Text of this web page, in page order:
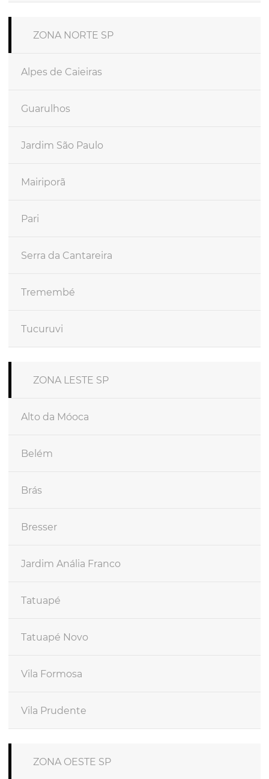
ZONA NORTE SP
Alpes de Caieiras
Guarulhos
Jardim São Paulo
Mairiporã
Pari
Serra da Cantareira
Tremembé
Tucuruvi
ZONA LESTE SP
Alto da Móoca
Belém
Brás
Bresser
Jardim Anália Franco
Tatuapé
Tatuapé Novo
Vila Formosa
Vila Prudente
ZONA OESTE SP